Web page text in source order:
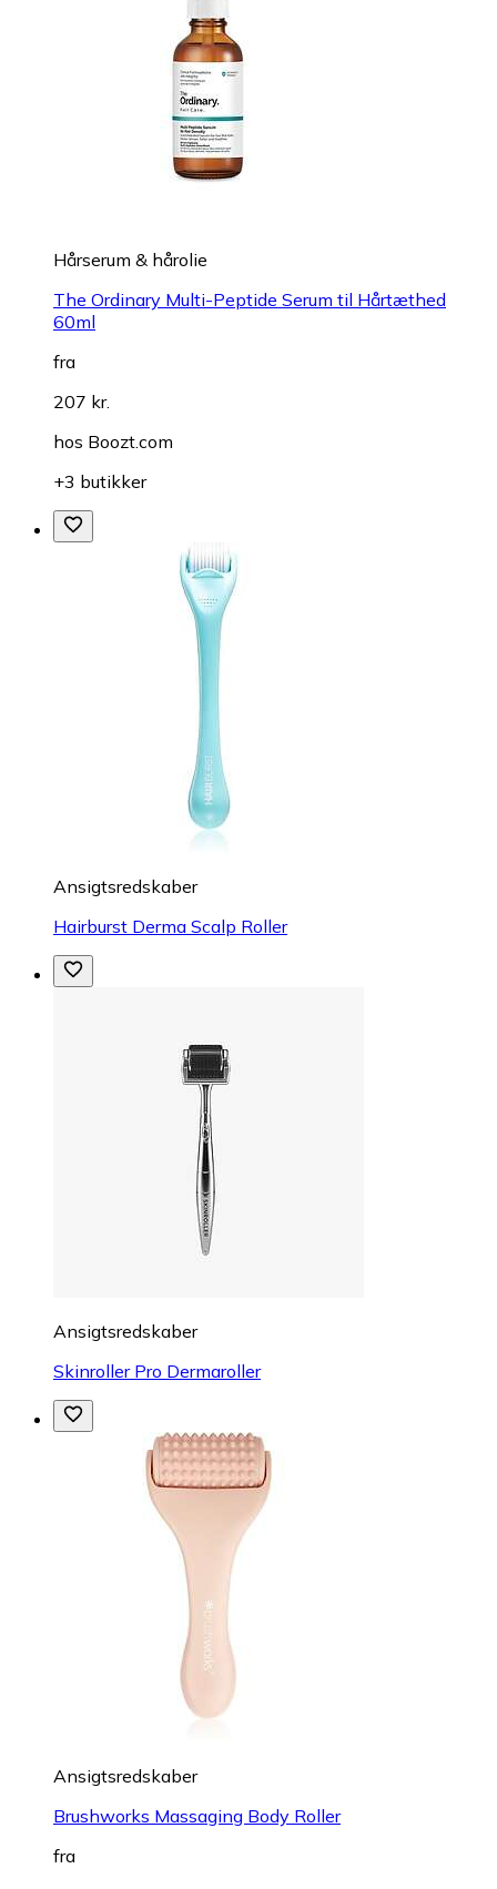
Hårserum & hårolie
The Ordinary Multi-Peptide Serum til Hårtæthed
60ml
fra
207 kr.
hos Boozt.com
+3 butikker
Ansigtsredskaber
Hairburst Derma Scalp Roller
Ansigtsredskaber
Skinroller Pro Dermaroller
Ansigtsredskaber
Brushworks Massaging Body Roller
fra